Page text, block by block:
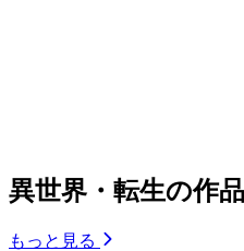
異世界・転生の作品
もっと見る